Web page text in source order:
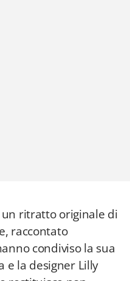
ritratto originale di
raccontato
condiviso la sua
e la designer Lilly